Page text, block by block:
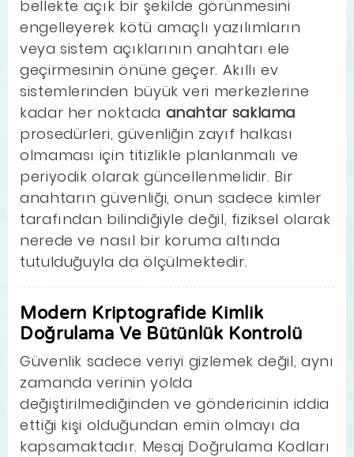
bellekte açık bir şekilde görünmesini
engelleyerek kötü amaçlı yazılımların
veya sistem açıklarının anahtarı ele
geçirmesinin önüne geçer. Akıllı ev
sistemlerinden büyük veri merkezlerine
kadar her noktada anahtar saklama
prosedürleri, güvenliğin zayıf halkası
olmaması için titizlikle planlanmalı ve
periyodik olarak güncellenmelidir. Bir
anahtarın güvenliği, onun sadece kimler
tarafından bilindiğiyle değil, fiziksel olarak
nerede ve nasıl bir koruma altında
tutulduğuyla da ölçülmektedir.
Modern Kriptografide Kimlik
Doğrulama Ve Bütünlük Kontrolü
Güvenlik sadece veriyi gizlemek değil, aynı
zamanda verinin yolda
değiştirilmediğinden ve göndericinin iddia
ettiği kişi olduğundan emin olmayı da
kapsamaktadır. Mesaj Doğrulama Kodları